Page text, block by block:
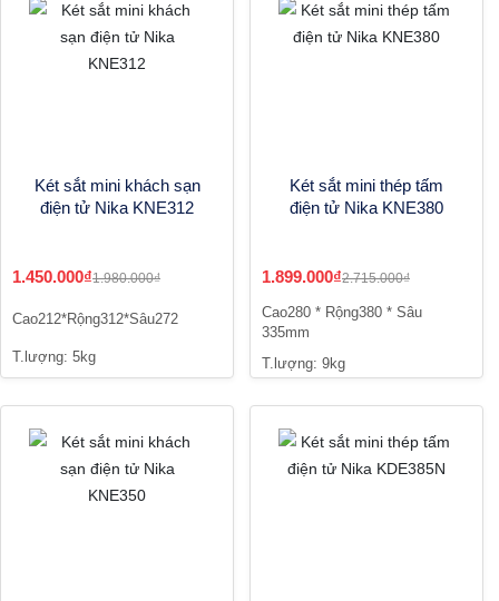
Két sắt mini khách sạn
điện tử Nika KNE312
1.450.000₫1.980.000₫
Cao212*Rộng312*Sâu272
T.lượng: 5kg
Két sắt mini thép tấm
điện tử Nika KNE380
1.899.000₫2.715.000₫
Cao280 * Rộng380 * Sâu
335mm
T.lượng: 9kg